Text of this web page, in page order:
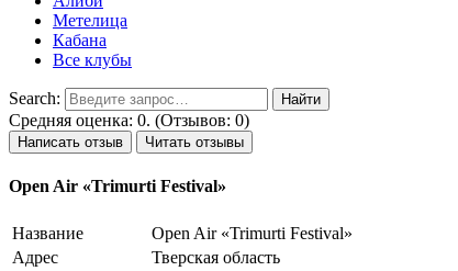
Метелица
Кабана
Все клубы
Search:
Средняя оценка: 0. (Отзывов: 0)
Написать отзыв Читать отзывы
Open Air «Trimurti Festival»
Название
Open Air «Trimurti Festival»
Адрес
Тверская область